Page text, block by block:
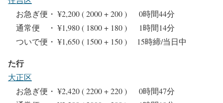
お急ぎ便・ ¥2,200 ( 2000 + 200 ) 0時間44分
通常便 ・ ¥1,980 ( 1800 + 180 ) 1時間14分
ついで便・ ¥1,650 ( 1500 + 150 ) 15時締/当日中
た行
大正区
お急ぎ便・ ¥2,420 ( 2200 + 220 ) 0時間47分